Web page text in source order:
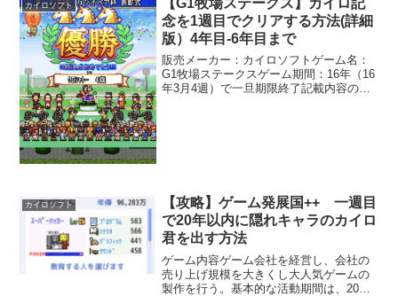
ブを目指します。今回は、...
カイロソフト
【G1牧場ステークス】カイロ記
念を1週目でクリアする方法(詳細
版）4年目-6年目まで
販売メーカー：カイロソフトゲーム名：
G1牧場ステークスゲーム期間：16年（16
年3月4週）で一旦期限終了記載内容の説
カイロソフト
【攻略】ゲーム発展国++ 一週目
で20年以内に隠れキャラのカイロ
君を出す方法
ゲーム内容ゲーム会社を経営し、会社の
売り上げ規模を大きくし大人気ゲームの
製作を行う。基本的な活動期間は、20年